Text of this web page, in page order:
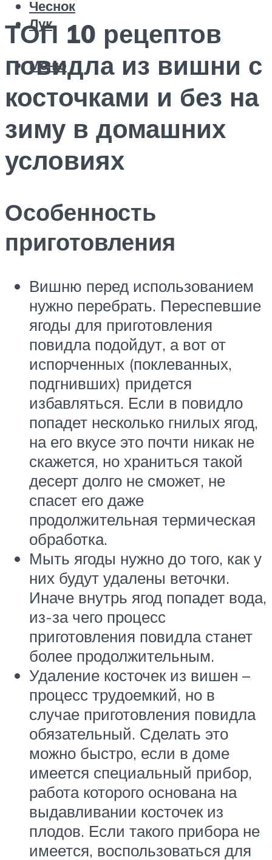
Чеснок
Лук
Меню
ТОП 10 рецептов
повидла из вишни с
косточками и без на
зиму в домашних
условиях
Особенность
приготовления
Вишню перед использованием
нужно перебрать. Переспевшие
ягоды для приготовления
повидла подойдут, а вот от
испорченных (поклеванных,
подгнивших) придется
избавляться. Если в повидло
попадет несколько гнилых ягод,
на его вкусе это почти никак не
скажется, но храниться такой
десерт долго не сможет, не
спасет его даже
продолжительная термическая
обработка.
Мыть ягоды нужно до того, как у
них будут удалены веточки.
Иначе внутрь ягод попадет вода,
из-за чего процесс
приготовления повидла станет
более продолжительным.
Удаление косточек из вишен –
процесс трудоемкий, но в
случае приготовления повидла
обязательный. Сделать это
можно быстро, если в доме
имеется специальный прибор,
работа которого основана на
выдавливании косточек из
плодов. Если такого прибора не
имеется, воспользоваться для